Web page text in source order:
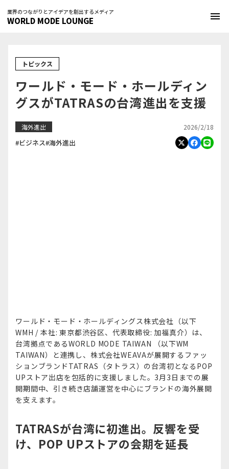
業界のつながりとアイデアを創出するメディア
WORLD MODE LOUNGE menu
トピックス
ワールド・モード・ホールディン
グスがTATRASの台湾進出を支援
海外進出 2026/2/18
#ビジネス#海外進出
ワールド・モード・ホールディングス株式会社（以下
WMH / 本社: 東京都渋谷区、代表取締役: 加福真介）は、
台湾拠点であるWORLD MODE TAIWAN （以下WM
TAIWAN）と連携し、株式会社WEAVAが展開するファッ
ションブランドTATRAS（タトラス）の台湾初となるPOP
UPストア出店を包括的に支援しました。3月3日までの展
開期間中、引き続き店舗運営を中心にブランドの海外展開
を支えます。
TATRASが台湾に初進出。反響を受
け、POP UPストアの会期を延長